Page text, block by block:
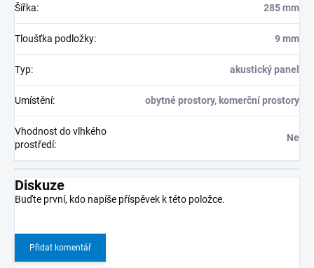
Šířka: 285 mm
Tloušťka podložky: 9 mm
Typ: akustický panel
Umístění: obytné prostory, komerční prostory
Vhodnost do vlhkého
prostředí:
Ne
Diskuze
Buďte první, kdo napíše příspěvek k této položce.
Přidat komentář